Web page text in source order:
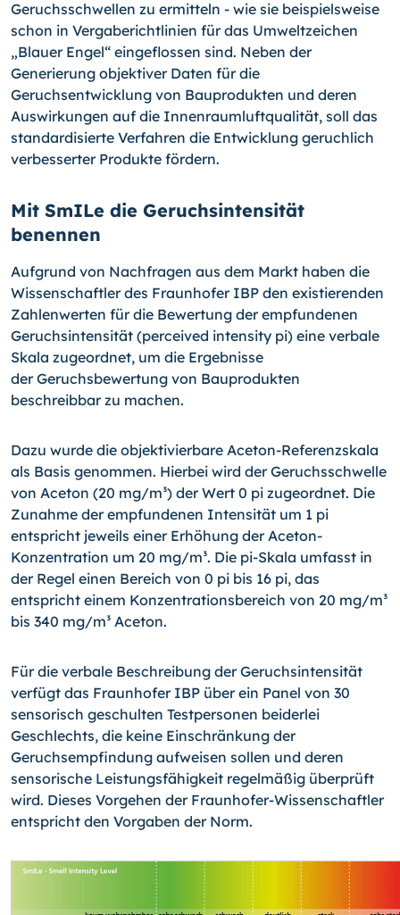
Geruchsschwellen zu ermitteln - wie sie beispielsweise
schon in Vergaberichtlinien für das Umweltzeichen
„Blauer Engel“ eingeflossen sind. Neben der
Generierung objektiver Daten für die
Geruchsentwicklung von Bauprodukten und deren
Auswirkungen auf die Innenraumluftqualität, soll das
standardisierte Verfahren die Entwicklung geruchlich
verbesserter Produkte fördern.
Mit SmILe die Geruchsintensität
benennen
Aufgrund von Nachfragen aus dem Markt haben die
Wissenschaftler des Fraunhofer IBP den existierenden
Zahlenwerten für die Bewertung der empfundenen
Geruchsin­tensität (perceived intensity pi) eine verbale
Skala zugeordnet, um die Ergebnisse
der Geruchsbewertung von Bauprodukten
beschreibbar zu machen.
Dazu wurde die objektivierbare Aceton-Referenzskala
als Basis genommen. Hierbei wird der Geruchsschwelle
von Aceton (20 mg/m³) der Wert 0 pi zugeordnet. Die
Zunahme der empfundenen Intensität um 1 pi
entspricht jeweils einer Erhöhung der Aceton-
Konzentration um 20 mg/m³. Die pi-Skala umfasst in
der Regel einen Bereich von 0 pi bis 16 pi, das
entspricht einem Konzentrationsbereich von 20 mg/m³
bis 340 mg/m³ Aceton.
Für die verbale Beschreibung der Geruchsintensität
verfügt das Fraunhofer IBP über ein Panel von 30
sensorisch geschulten Testpersonen beiderlei
Geschlechts, die keine Einschränkung der
Geruchsempfindung aufweisen sollen und deren
sensorische Leis­tungsfähigkeit regelmäßig überprüft
wird. Dieses Vorgehen der Fraunhofer-Wissen­schaftler
entspricht den Vorgaben der Norm.